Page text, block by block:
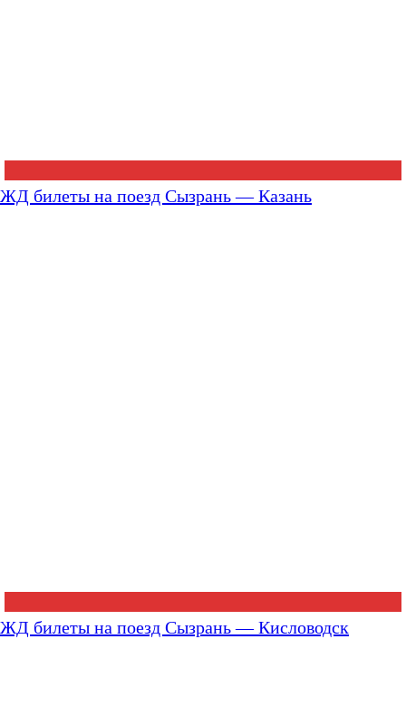
ЖД билеты на поезд Сызрань — Казань
ЖД билеты на поезд Сызрань — Кисловодск